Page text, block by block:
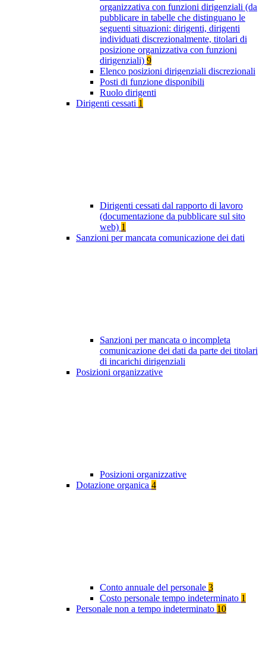
organizzativa con funzioni dirigenziali (da
pubblicare in tabelle che distinguano le
seguenti situazioni: dirigenti, dirigenti
individuati discrezionalmente, titolari di
posizione organizzativa con funzioni
dirigenziali) 9
Elenco posizioni dirigenziali discrezionali
Posti di funzione disponibili
Ruolo dirigenti
Dirigenti cessati 1
Dirigenti cessati dal rapporto di lavoro
(documentazione da pubblicare sul sito
web) 1
Sanzioni per mancata comunicazione dei dati
Sanzioni per mancata o incompleta
comunicazione dei dati da parte dei titolari
di incarichi dirigenziali
Posizioni organizzative
Posizioni organizzative
Dotazione organica 4
Conto annuale del personale 3
Costo personale tempo indeterminato 1
Personale non a tempo indeterminato 10